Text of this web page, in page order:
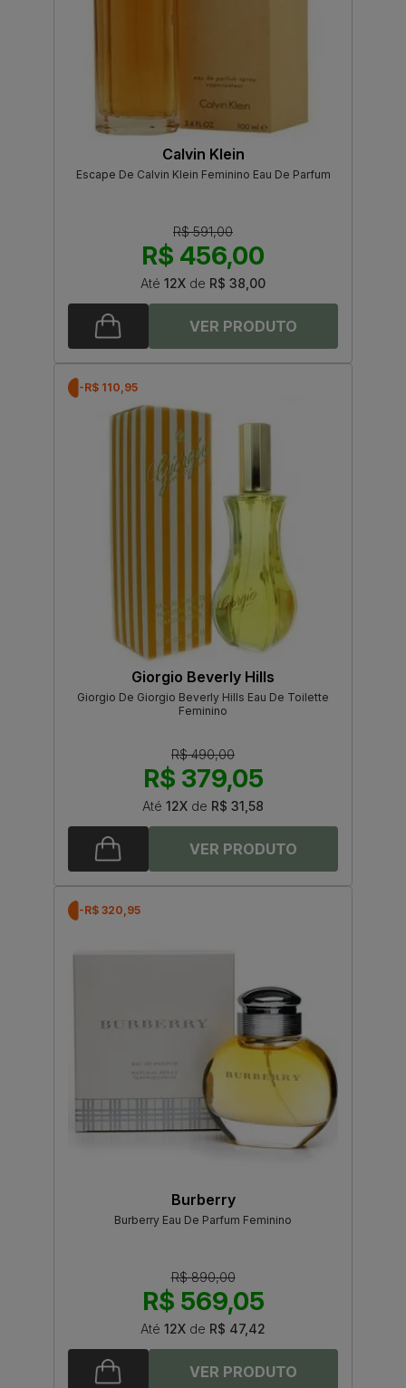
Calvin Klein
Escape De Calvin Klein Feminino Eau De Parfum
R$ 591,00
R$ 456,00
Até 12X de R$ 38,00
-R$ 110,95
Giorgio Beverly Hills
Giorgio De Giorgio Beverly Hills Eau De Toilette
Feminino
R$ 490,00
R$ 379,05
Até 12X de R$ 31,58
-R$ 320,95
Burberry
Burberry Eau De Parfum Feminino
R$ 890,00
R$ 569,05
Até 12X de R$ 47,42